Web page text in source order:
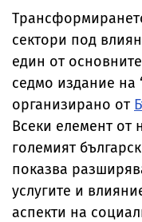
сектори под
един от
седмо издание на
организирано от
Всеки елемент от
големият
показва
услугите и
аспекти на